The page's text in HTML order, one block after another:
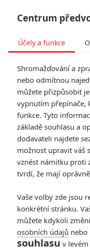
Tag:
ČLÁNKY FILMY(0)
Centrum
Účely a funkce
Shromažďování a
nebo odmítnou
můžete přizpůsobit
vypnutím přepínače,
funkce. Tyto
základě souhlasu a
dodavateli najdete
možnost upravit váš
vznést námitku proti
tvrdí, že mají
Vaše volby zde jsou
konkrétní stránku.
můžete kdykoli
osobních údajů
souhlasu v